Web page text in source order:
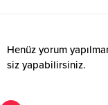
Henüz yorum
siz yapabilirsiniz.